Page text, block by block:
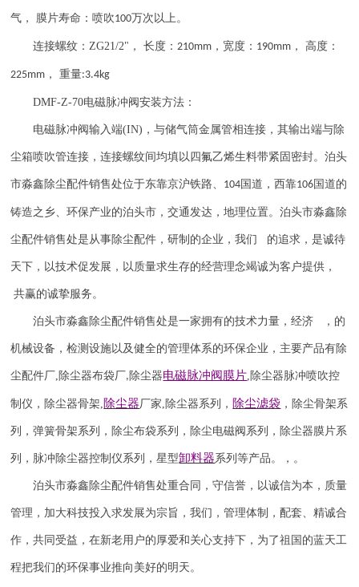
气， 膜片寿命：喷吹100万次以上。
连接螺纹：ZG21/2" ， 长度：210mm ，宽度： 190mm ， 高度：
225mm ， 重量:3.4kg
DMF-Z-70电磁脉冲阀安装方法：
电磁脉冲阀输入端(IN) ，与储气筒金属管相连接，其输出端与除
尘箱喷吹管连接，连接螺纹间均填以四氟乙烯生料带紧固密封。泊头
市淼鑫除尘配件销售处位于东靠京沪铁路、 104 国道，西靠106 国道的
铸造之乡、环保产业的泊头市，交通发达，地理位置。泊头市淼鑫除
尘配件销售处是从事除尘配件，研制的企业，我们 的追求，是诚待
天下，以技术促发展，以质量求生存的经营理念竭诚为客户提供，
共赢的诚挚服务。
泊头市淼鑫除尘配件销售处是一家拥有的技术力量，经济 ，的
机械设备，检测设施以及健全的管理体系的环保企业，主要产品有除
尘配件厂, 除尘器布袋厂, 除尘器电磁脉冲阀膜片, 除尘器脉冲喷吹控
制仪 ， 除尘器骨架,除尘器厂家, 除尘器系列， 除尘滤袋 ，除尘骨架系
列，弹簧骨架系列，除尘布袋系列，除尘电磁阀系列，除尘器膜片系
列，脉冲除尘器控制仪系列，星型卸料器系列等产品。，。
泊头市淼鑫除尘配件销售处重合同，守信誉，以诚信为本，质量
管理，加大科技投入求发展为宗旨，我们，管理体制，配套、精诚合
作，共同受益，在新老用户的厚爱和关心支持下，为了祖国的蓝天工
程把我们的环保事业推向美好的明天。